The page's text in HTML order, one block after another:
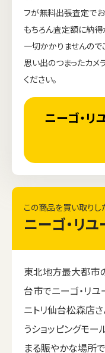
フが無料出張査定でお
もちろん査定額に納
一切かかりませんので
思い出のつまったカメ
ください。
ニーゴ・リ
この商品を買い取りし
ニーゴ・リ
東北地方最大都市
台市でニーゴ・リユ
ニトリ仙台松森店
うショッピングモー
まる賑やかな場所